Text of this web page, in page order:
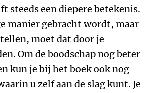
steeds een diepere betekenis.
manier gebracht wordt, maar
moet dat door je
Om de boodschap nog beter
kun je bij het boek ook nog
u zelf aan de slag kunt. Je